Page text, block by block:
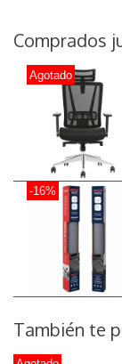
Comprados
Agotado
-16%
También te